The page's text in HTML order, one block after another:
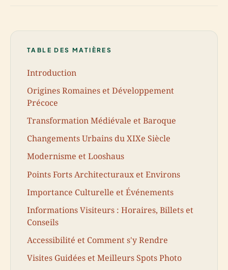
TABLE DES MATIÈRES
Introduction
Origines Romaines et Développement
Précoce
Transformation Médiévale et Baroque
Changements Urbains du XIXe Siècle
Modernisme et Looshaus
Points Forts Architecturaux et Environs
Importance Culturelle et Événements
Informations Visiteurs : Horaires, Billets et
Conseils
Accessibilité et Comment s'y Rendre
Visites Guidées et Meilleurs Spots Photo